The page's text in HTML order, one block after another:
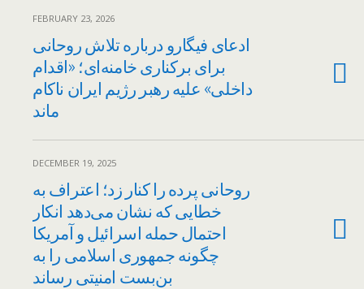
FEBRUARY 23, 2026
ادعای فیگارو درباره تلاش روحانی
برای برکناری خامنه‌ای؛ «اقدام
داخلی» علیه رهبر رژیم ایران ناکام
ماند
DECEMBER 19, 2025
روحانی پرده را کنار زد؛ اعتراف به
خطایی که نشان می‌دهد انکار
احتمال حمله اسرائیل و آمریکا
چگونه جمهوری اسلامی را به
بن‌بست امنیتی رساند